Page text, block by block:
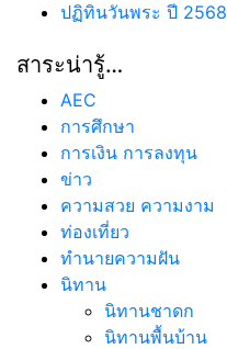
ปฏิทินวันพระ ปี 2568
สาระน่ารู้…
AEC
การศึกษา
การเงิน การลงทุน
ข่าว
ความสวย ความงาม
ท่องเที่ยว
ทํานายความฝัน
นิทาน
นิทานชาดก
นิทานพื้นบ้าน